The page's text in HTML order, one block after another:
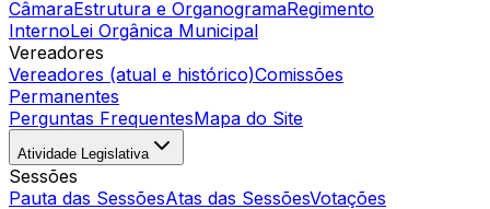
CâmaraEstrutura e OrganogramaRegimento
InternoLei Orgânica Municipal
Vereadores
Vereadores (atual e histórico)Comissões
Permanentes
Perguntas FrequentesMapa do Site
Atividade Legislativa
Sessões
Pauta das SessõesAtas das SessõesVotações